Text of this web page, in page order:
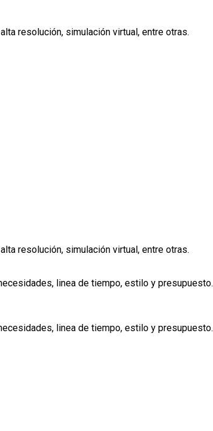
resolución, simulación virtual, entre otras.
resolución, simulación virtual, entre otras.
linea de tiempo, estilo y presupuesto.
linea de tiempo, estilo y presupuesto.